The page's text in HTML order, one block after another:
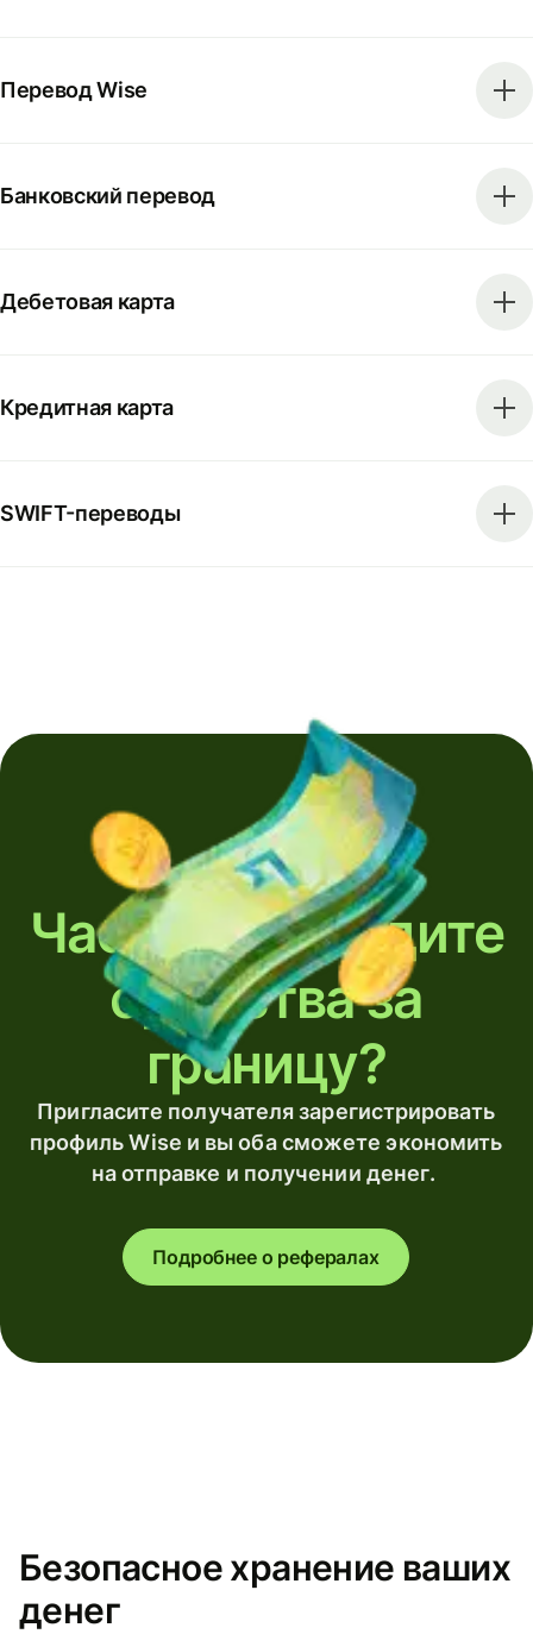
Перевод Wise
Банковский перевод
Дебетовая карта
Кредитная карта
SWIFT-переводы
Часто переводите
средства за
границу?
Пригласите получателя зарегистрировать
профиль Wise и вы оба сможете экономить
на отправке и получении денег.
Подробнее о рефералах
Безопасное хранение ваших
денег